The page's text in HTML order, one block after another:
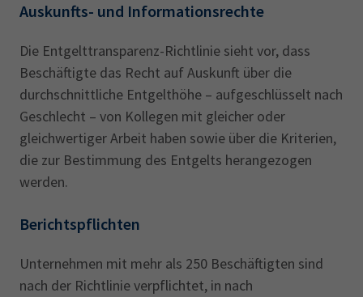
Auskunfts- und Informationsrechte
Die Entgelttransparenz-Richtlinie sieht vor, dass
Beschäftigte das Recht auf Auskunft über die
durchschnittliche Entgelthöhe – aufgeschlüsselt nach
Geschlecht – von Kollegen mit gleicher oder
gleichwertiger Arbeit haben sowie über die Kriterien,
die zur Bestimmung des Entgelts herangezogen
werden.
Berichtspflichten
Unternehmen mit mehr als 250 Beschäftigten sind
nach der Richtlinie verpflichtet, in nach